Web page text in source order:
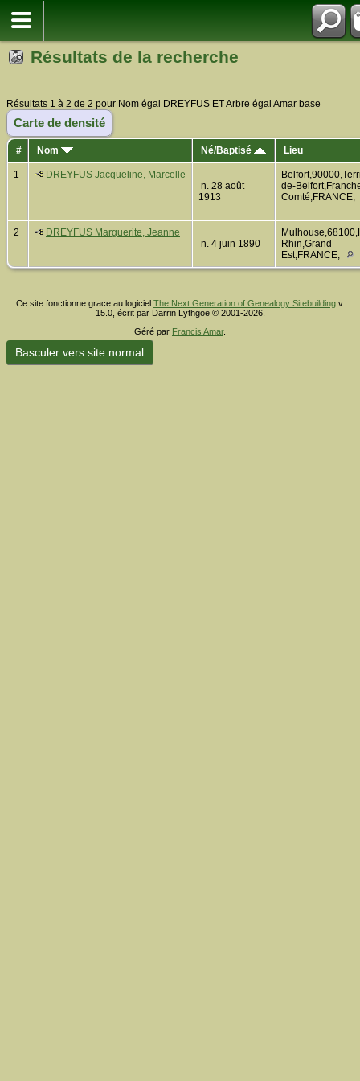
Résultats de la recherche
Résultats 1 à 2 de 2 pour Nom égal DREYFUS ET Arbre égal Amar base
Carte de densité
# Nom Né/Baptisé Lieu
1
DREYFUS Jacqueline, Marcelle
n. 28 août
1913
de-
Comté,FRANCE,
2
DREYFUS Marguerite, Jeanne
n. 4 juin 1890
Rhin,Grand
Est,FRANCE,
Ce site fonctionne grace au logiciel The Next Generation of Genealogy Sitebuildingv.
15.0, écrit par Darrin Lythgoe © 2001-2026.
Géré par Francis Amar.
Basculer vers site normal